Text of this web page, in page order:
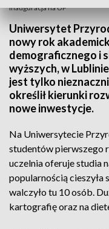
Inauguracja na UP
Uniwersytet
nowy rok
demograficznego i
wyższych, w
jest tylko
określił kierunki
nowe inwestycje.
Na Uniwersytecie
studentów pierwszego
uczelnia oferuje studia
popularnością cieszyła
walczyło tu 10 osób.
kartografię oraz na